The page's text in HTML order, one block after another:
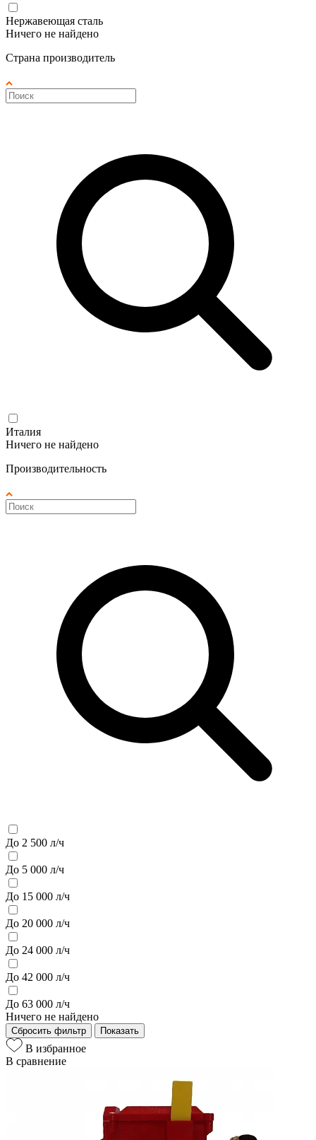
Нержавеющая сталь
Ничего не найдено
Страна производитель
Италия
Ничего не найдено
Производительность
До 2 500 л/ч
До 5 000 л/ч
До 15 000 л/ч
До 20 000 л/ч
До 24 000 л/ч
До 42 000 л/ч
До 63 000 л/ч
Ничего не найдено
Сбросить фильтр Показать
В избранное
В сравнение